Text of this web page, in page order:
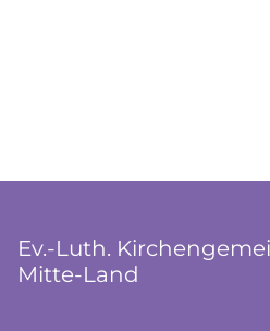
Ev.-Luth.
Mitte-Land